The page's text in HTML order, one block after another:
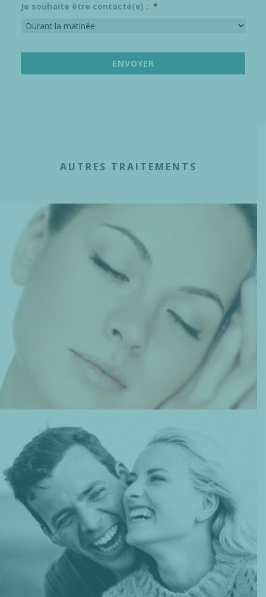
Je souhaite être contacté(e) : *
AUTRES TRAITEMENTS